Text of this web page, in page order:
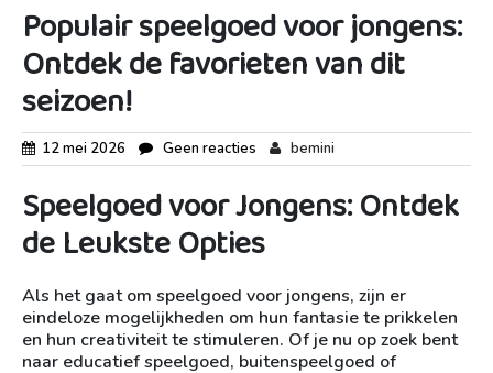
Populair speelgoed voor jongens:
Ontdek de favorieten van dit
seizoen!
12 mei 2026 Geen reacties bemini
Speelgoed voor Jongens: Ontdek
de Leukste Opties
Als het gaat om speelgoed voor jongens, zijn er
eindeloze mogelijkheden om hun fantasie te prikkelen
en hun creativiteit te stimuleren. Of je nu op zoek bent
naar educatief speelgoed, buitenspeelgoed of